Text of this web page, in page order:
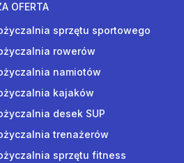
OFERTA
sprzętu sportowego
rowerów
namiotów
kajaków
desek SUP
trenażerów
sprzętu fitness